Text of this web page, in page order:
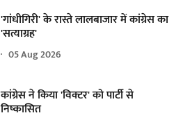
'गांधीगिरी' के रास्ते लालबाजार में कांग्रेस का
'सत्याग्रह'
05 Aug 2026
कांग्रेस ने किया 'विक्टर' को पार्टी से
निष्कासित